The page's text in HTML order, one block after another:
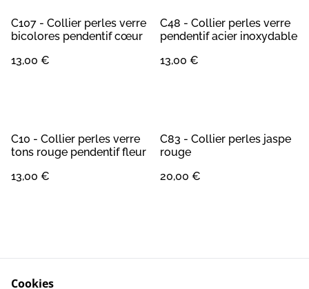
C107 - Collier perles verre
bicolores pendentif cœur
13,00 €
C48 - Collier perles verre
pendentif acier inoxydable
13,00 €
C10 - Collier perles verre
tons rouge pendentif fleur
13,00 €
C83 - Collier perles jaspe
rouge
20,00 €
Cookies